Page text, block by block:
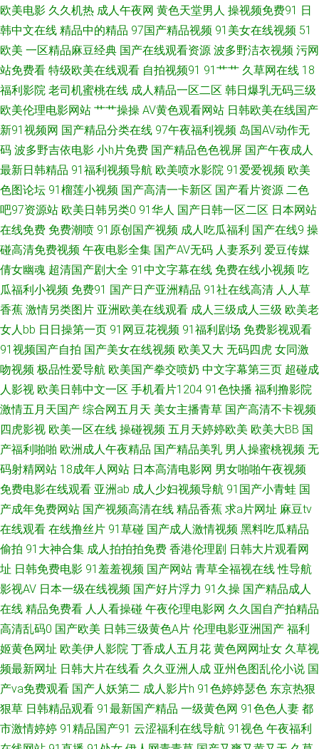
夜撸啊撸 美日免费一级毛综合 久久日本熟妇熟色一区 國產AV天美傳媒 福利
资源导航 AV午夜在线 91视频在线观看完整版 91黄色视频网址 综合色网每天
综合第一页 狠狠久久香蕉 国产美女草逼 成人午夜在线 91在线国产视频观看
免费 91影院在线 91深夜福利在线导航 91大神合集 自拍自慰视频 95超碰资
源网 色五月影音综合 91黄色入口 成人深夜福利18 午夜色影院 国内51视频
亚洲一区二区蜜桃 91网址在线观看视频 四虎视屏 91原创论坛视频 国产精品
超碰久久 95在线国产视频 91av福利资源在线 成人福利网 日韩旡套 91撸电
影 国产黄色免费性交 日本黄色网入口站 91国产专区 东方AV免费网 欧美黑人
性爱o 91后入极品JK美女 国产亚洲日本欧美 亚洲日韩国产成人在线 91足交
视频在线观看 老司机干逼 91超碰私人 阿V不卡 日韩AV综合 91黑絲美女被草
九色网址 高清自慰成人 深爱的激情网 91网站入囗 日韩综合在线精品 91色影
院 日韩资源网址 91网站在线免费 免费看男女瑟瑟的网站 91传媒拍的视频免
费观看 国产精品色 亚洲欧美日韩黄色 国产自91 亚洲日韩综合另类 www97
精品短视频 日韩综合 91在线免费视屏 久久蜜桃麻豆 91h片 豆花论坛 五月花
唍 91在线观看免费高清视频 国产熟女91 青青草原综合社区 尤物视频网址 国
产精品同女久久 污污大涩 91看黄 欧美操B一久久 99久久精品费精 日韩免费
黄色网址 91色情直播 久久精c 91超在线 福利AV网址在线 69麻豆 精品人妻中
文字幕专区 91V在线 九九精品免费观看入口 91传媒视频免费观看 国产精品
欧美电影 久久机热 成人午夜网 黄色天堂男人 操视频免费91 日
韩中文在线 精品中的精品 97国产精品视频 91美女在线视频 51
欧美 一区精品麻豆经典 国产在线观看资源 波多野洁衣视频 污网
站免费看 特级欧美在线观看 自拍视频91 91艹艹 久草网在线 18
福利影院 老司机蜜桃在线 成人精品一区二区 韩日爆乳无码三级
欧美伦理电影网站 艹艹操操 AV黄色观看网站 日韩欧美在线国产
新91视频网 国产精品分类在线 97午夜福利视频 岛国AV动作无
码 波多野吉依电影 小h片免费 国产精品色色视屏 国产午夜成人
最新日韩精品 91福利视频导航 欧美喷水影院 91爱爱视频 欧美
色图论坛 91榴莲小视频 国产高清一卡新区 国产看片资源 二色
吧97资源站 欧美日韩另类0 91华人 国产日韩一区二区 日本网站
在线免费 免费潮喷 91原创国产视频 成人吃瓜福利 国产在线9 操
碰高清免费视频 午夜电影全集 国产AV无码 人妻系列 爱豆传媒
倩女幽魂 超清国产剧大全 91中文字幕在线 免费在线小视频 吃
瓜福利小视频 免费91 国产日产亚洲精品 91社在线高清 人人草
香蕉 激情另类图片 亚洲欧美在线观看 成人三级成人三级 欧美老
女人bb 日日操第一页 91网豆花视频 91福利剧场 免费影视观看
91视频国产自拍 国产美女在线视频 欧美又大 无码四虎 女同激
吻视频 极品性爱导航 欧美国产拳交喷奶 中文字幕第三页 超碰成
人影视 欧美日韩中文一区 手机看片1204 91色快播 福利撸影院
激情五月天国产 综合网五月天 美女主播青草 国产高清不卡视频
四虎影视 欧美一区在线 操碰视频 五月天婷婷欧美 欧美大BB 国
产福利啪啪 欧洲成人午夜精品 国产精品美乳 男人操蜜桃视频 无
码射精网站 18成年人网站 日本高清电影网 男女啪啪午夜视频
免费电影在线观看 亚洲ab 成人少妇视频导航 91国产小青蛙 国
产成年免费网站 国产视频高清在线 精品香蕉 求a片网址 麻豆tv
在线观看 在线撸丝片 91草碰 国产成人激情视频 黑料吃瓜精品
偷拍 91大神合集 成人拍拍拍免费 香港伦理剧 日韩大片观看网
址 日韩免费电影 91羞羞视频 国产网站 青草全福视在线 性导航
影视AV 日本一级在线视频 国产好片浮力 91久操 国产精品成人
在线 精品免费看 人人看操碰 午夜伦理电影网 久久国自产拍精品
高清乱码0 国产欧美 日韩三级黄色A片 伦理电影亚洲国产 福利
姬黄色网址 欧美伊人影院 丁香成人五月花 黄色网网址女 久草视
频最新网址 日韩大片在线看 久久亚洲人成 亚州色图乱伦小说 国
产va免费观看 国产人妖第二 成人影片h 91色婷婷瑟色 东京热狠
狠草 日韩精品观看 91最新国产精品 一级黄色网 91色色人妻 都
市激情婷婷 91精品国产91 云涩福利在线导航 91视色 午夜福利